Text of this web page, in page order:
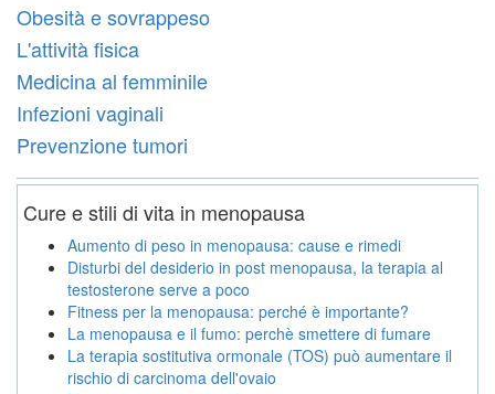
Obesità e sovrappeso
L'attività fisica
Medicina al femminile
Infezioni vaginali
Prevenzione tumori
Cure e stili di vita in menopausa
Aumento di peso in menopausa: cause e rimedi
Disturbi del desiderio in post menopausa, la terapia al
testosterone serve a poco
Fitness per la menopausa: perché è importante?
La menopausa e il fumo: perchè smettere di fumare
La terapia sostitutiva ormonale (TOS) può aumentare il
rischio di carcinoma dell'ovaio